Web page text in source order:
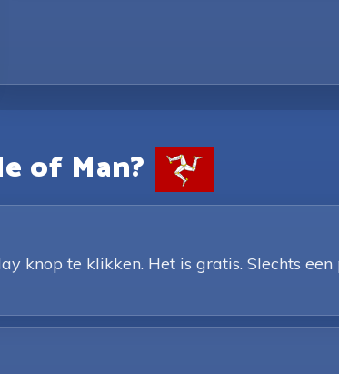
of Man?
knop te klikken. Het is gratis. Slechts